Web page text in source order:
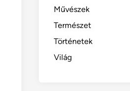
Művészek
Természet
Történetek
Világ